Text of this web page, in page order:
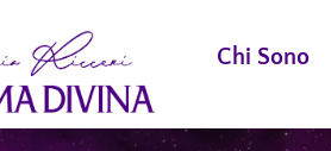
Chi Sono